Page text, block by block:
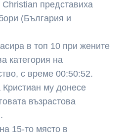
представиха
(България и
в топ 10 при жените
категория на
с време 00:50:52.
Кристиан му донесе
възрастова
15-то място в